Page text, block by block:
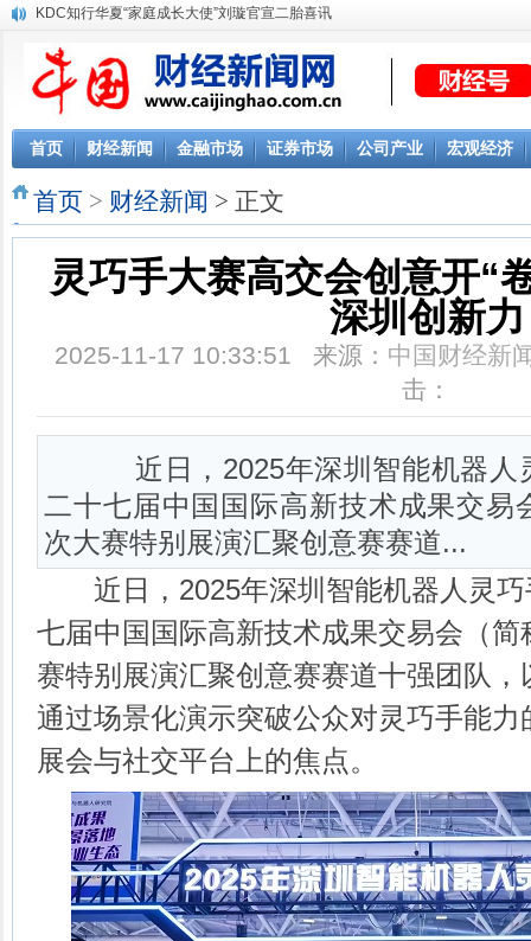
首页 财经新闻 金融市场 证券市场 公司产业 宏观经济
首页 > 财经新闻 > 正文
灵巧手大赛高交会创意开“
深圳创新力
2025-11-17 10:33:51 来源： 中国财经新
击：
近日，2025年深圳智能机器人
二十七届中国国际高新技术成果交易
次大赛特别展演汇聚创意赛赛道...
近日，2025年深圳智能机器人灵巧
七届中国国际高新技术成果交易会（简
赛特别展演汇聚创意赛赛道十强团队，
通过场景化演示突破公众对灵巧手能
展会与社交平台上的焦点。